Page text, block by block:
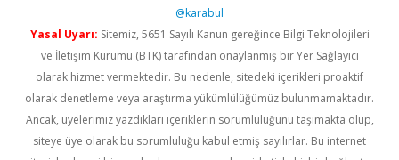
@karabul
Yasal Uyarı: Sitemiz, 5651 Sayılı Kanun gereğince Bilgi Teknolojileri
ve İletişim Kurumu (BTK) tarafından onaylanmış bir Yer Sağlayıcı
olarak hizmet vermektedir. Bu nedenle, sitedeki içerikleri proaktif
olarak denetleme veya araştırma yükümlülüğümüz bulunmamaktadır.
Ancak, üyelerimiz yazdıkları içeriklerin sorumluluğunu taşımakta olup,
siteye üye olarak bu sorumluluğu kabul etmiş sayılırlar. Bu internet